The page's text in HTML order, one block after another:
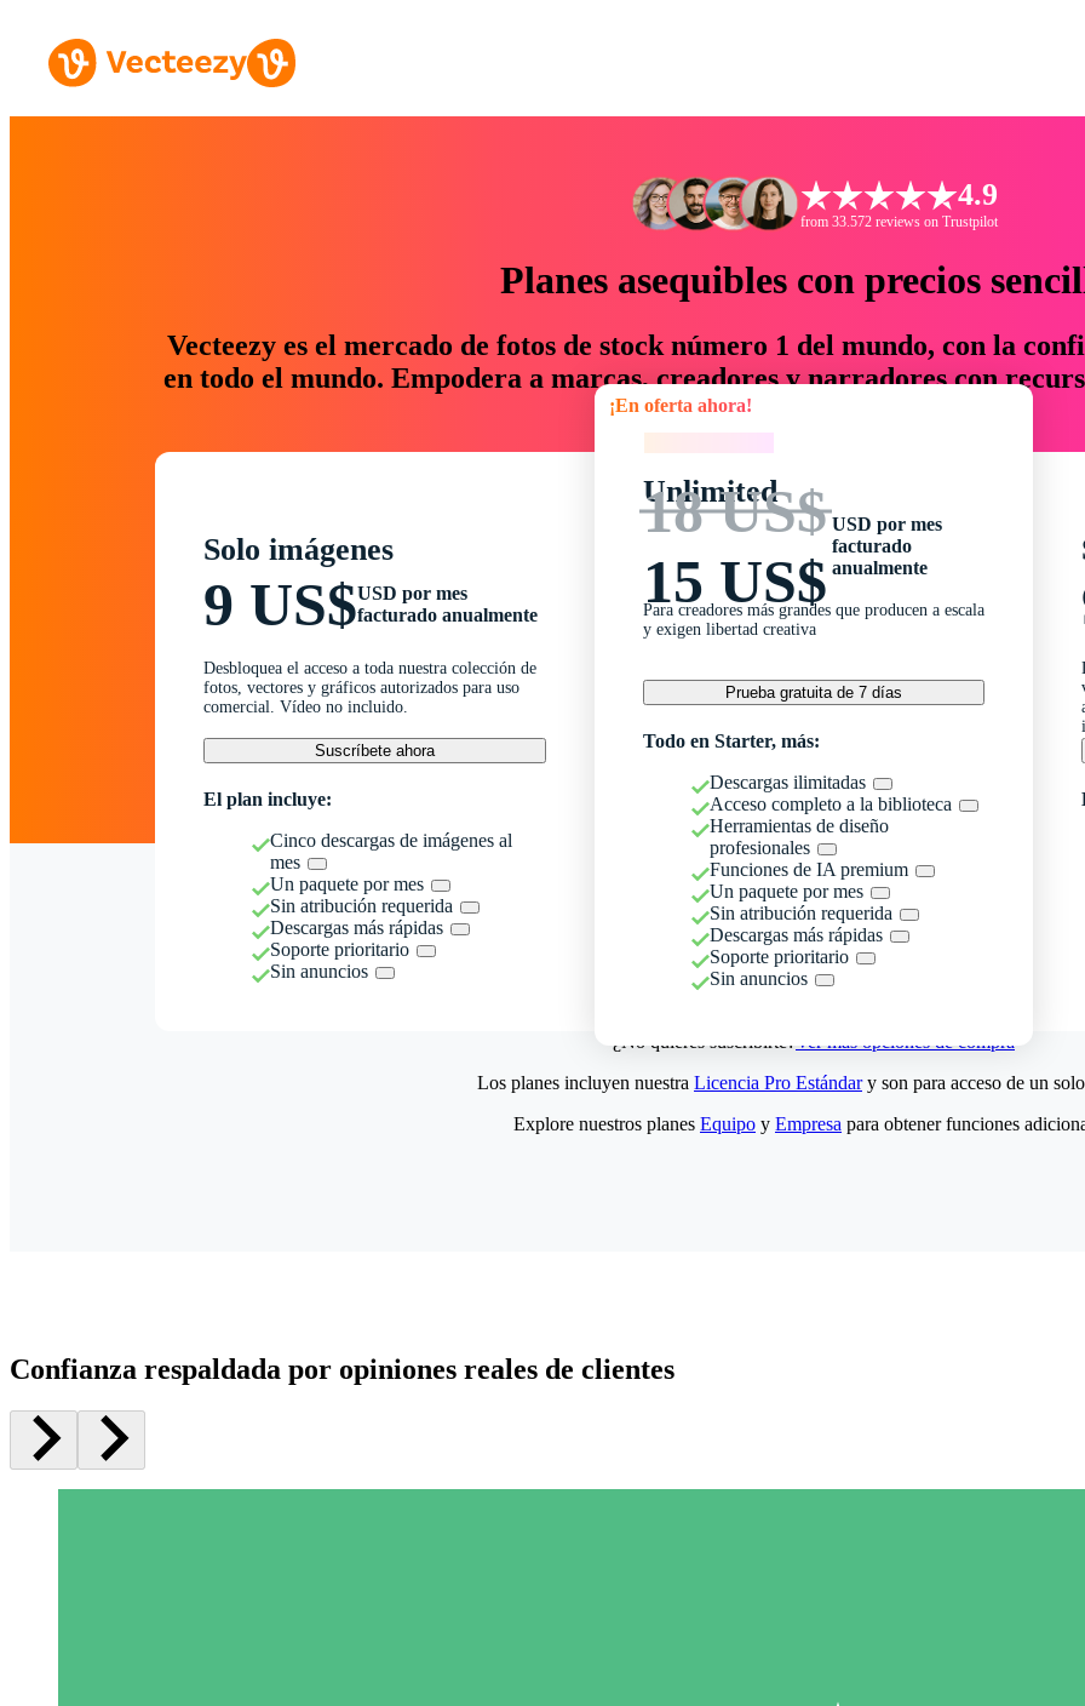
4.9
from 33.572 reviews on Trustpilot
Planes asequibles con precios
Vecteezy es el mercado de fotos de stock número 1 del mundo, con la
en todo el mundo. Empodera a marcas, creadores y narradores con
un 76 % en tiempo y presupuesto.
Solo imágenes
9 US$USD por mes
facturado anualmente
Desbloquea el acceso a toda nuestra colección de
fotos, vectores y gráficos autorizados para uso
comercial. Vídeo no incluido.
Suscríbete ahora
El plan incluye:
Cinco descargas de imágenes al
mes
Un paquete por mes
Sin atribución requerida
Descargas más rápidas
Soporte prioritario
Sin anuncios
¡En oferta ahora!
Unlimited
18 US$
15 US$
USD por mes
facturado
anualmente
Para creadores más grandes que producen a escala
y exigen libertad creativa
Prueba gratuita de 7 días
Todo en Starter, más:
Descargas ilimitadas
Acceso completo a la biblioteca
Herramientas de diseño
profesionales
Funciones de IA premium
Un paquete por mes
Sin atribución requerida
Descargas más rápidas
Soporte prioritario
Sin anuncios
¿No quieres suscribirte?Ver más opciones de compra
Los planes incluyen nuestra Licencia Pro Estándary son para acceso de un
Explore nuestros planes Equipo y Empresa para obtener funciones
Confianza respaldada por opiniones reales de clientes